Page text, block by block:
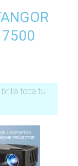
7500
toda tu